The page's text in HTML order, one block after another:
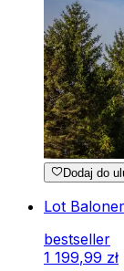
Dodaj do
Lot
bestseller
1 199,99 zł